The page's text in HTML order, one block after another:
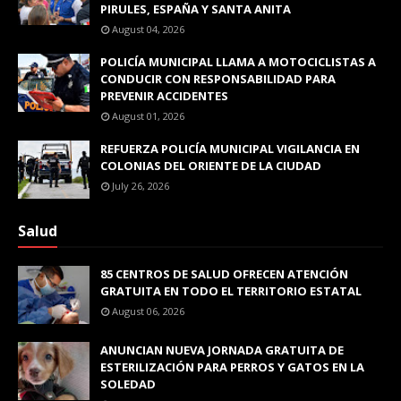
PIRULES, ESPAÑA Y SANTA ANITA
August 04, 2026
POLICÍA MUNICIPAL LLAMA A MOTOCICLISTAS A
CONDUCIR CON RESPONSABILIDAD PARA
PREVENIR ACCIDENTES
August 01, 2026
REFUERZA POLICÍA MUNICIPAL VIGILANCIA EN
COLONIAS DEL ORIENTE DE LA CIUDAD
July 26, 2026
Salud
85 CENTROS DE SALUD OFRECEN ATENCIÓN
GRATUITA EN TODO EL TERRITORIO ESTATAL
August 06, 2026
ANUNCIAN NUEVA JORNADA GRATUITA DE
ESTERILIZACIÓN PARA PERROS Y GATOS EN LA
SOLEDAD